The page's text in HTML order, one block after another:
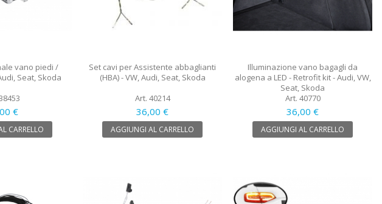
vano piedi /
Seat, Skoda
€
CARRELLO
Set cavi per Assistente abbaglianti
(HBA) - VW, Audi, Seat, Skoda
Art. 40214
36,00 €
AGGIUNGI AL CARRELLO
Illuminazione vano bagagli da
alogena a LED - Retrofit kit - Audi, VW,
Seat, Skoda
Art. 40770
36,00 €
AGGIUNGI AL CARRELLO